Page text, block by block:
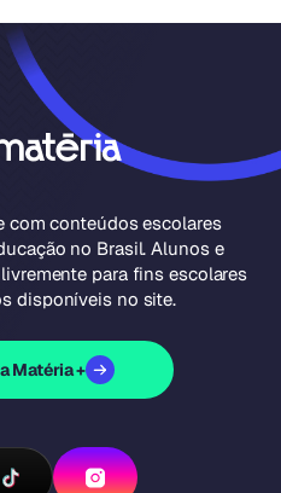
com conteúdos escolares
no Brasil. Alunos e
para fins escolares
disponíveis no site.
Matéria +